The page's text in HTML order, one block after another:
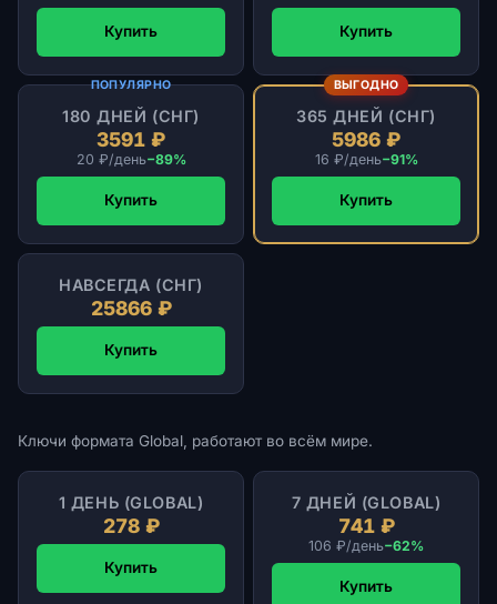
Купить Купить
ПОПУЛЯРНО
180 ДНЕЙ (СНГ)
3591 ₽
20 ₽/день−89%
Купить
ВЫГОДНО
365 ДНЕЙ (СНГ)
5986 ₽
16 ₽/день−91%
Купить
НАВСЕГДА (СНГ)
25866 ₽
Купить
Ключи формата Global, работают во всём мире.
1 ДЕНЬ (GLOBAL)
278 ₽
Купить
7 ДНЕЙ (GLOBAL)
741 ₽
106 ₽/день−62%
Купить